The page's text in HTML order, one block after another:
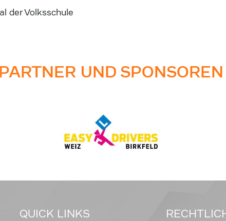
der Volksschule
PARTNER UND SPONSOREN
QUICK LINKS